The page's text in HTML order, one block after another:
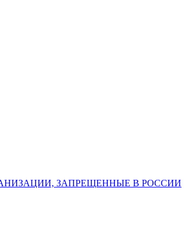
ЗАПРЕЩЕННЫЕ В РОССИИ